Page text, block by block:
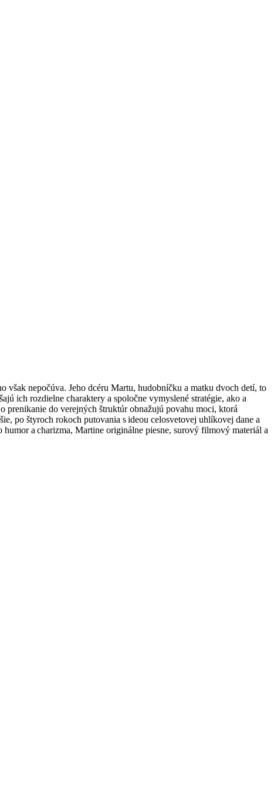
nepočúva. Jeho dcéru Martu, hudobníčku a matku dvoch detí, to
ich rozdielne charaktery a spoločne vymyslené stratégie, ako a
prenikanie do verejných štruktúr obnažujú povahu moci, ktorá
po štyroch rokoch putovania s ideou celosvetovej uhlíkovej dane a
a charizma, Martine originálne piesne, surový filmový materiál a